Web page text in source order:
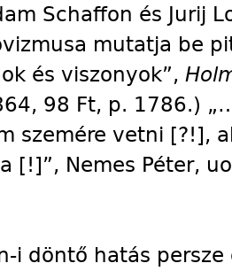
Schaffon és Jurij
mutatja be
és viszonyok”,
98 Ft, p. 1786.)
szemére vetni [?!],
[!]”, Nemes Péter,
i döntő hatás